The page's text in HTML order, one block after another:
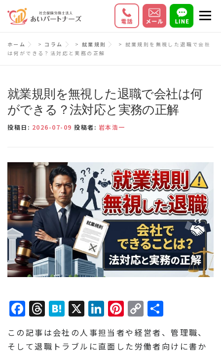
ン
ス
ッ
プ
メニ
初めての方へ サービス内容 料金
ホーム > コラム > 就業規則 > 就業規則を無視した退職で会社
は何ができる？法対応と実務の正解
就業規則を無視した退職で会社は何
ができる？法対応と実務の正解
投稿日: 2026-07-09 投稿者: 岩本浩一
Facebook
Threads
Hatena
X LinkedIn
Pinterest
Copy
Link
有
この記事は会社の人事担当者や経営者、管理職、
そして退職トラブルに直面した労働者向けに書か